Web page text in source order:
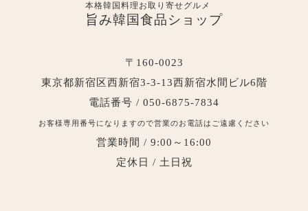
本格韓国料理お取り寄せグルメ
旨み韓国食品ショップ
〒160-0023
東京都新宿区西新宿3-3-13西新宿水間ビル6階
電話番号 / 050-6875-7834
お客様専用番号になりますので営業のお電話はご遠慮ください
営業時間 / 9:00～16:00
定休日 / 土日祝